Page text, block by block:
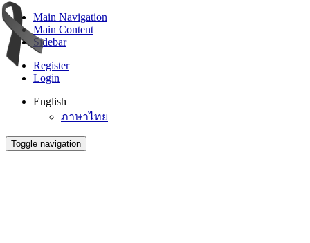
Main Navigation
Main Content
Sidebar
Register
Login
English
ภาษาไทย
Toggle navigation